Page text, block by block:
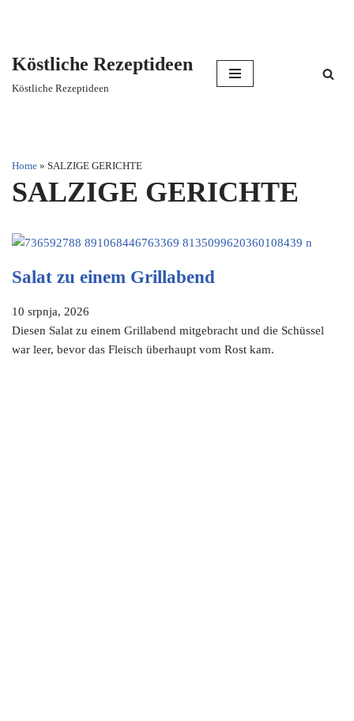
Köstliche Rezeptideen
Köstliche Rezeptideen
Home » SALZIGE GERICHTE
SALZIGE GERICHTE
Salat zu einem Grillabend
10 srpnja, 2026
Diesen Salat zu einem Grillabend mitgebracht und die Schüssel
war leer, bevor das Fleisch überhaupt vom Rost kam.